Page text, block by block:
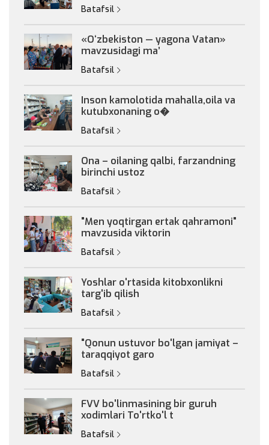
Batafsil
«Oʻzbekiston — yagona Vatan»
mavzusidagi maʼ
Batafsil
Inson kamolotida mahalla,oila va
kutubxonaning o�
Batafsil
Ona – oilaning qalbi, farzandning
birinchi ustoz
Batafsil
"Men yoqtirgan ertak qahramoni"
mavzusida viktorin
Batafsil
Yoshlar o'rtasida kitobxonlikni
targ'ib qilish
Batafsil
"Qonun ustuvor bo'lgan jamiyat –
taraqqiyot garo
Batafsil
FVV bo'linmasining bir guruh
xodimlari To'rtko'l t
Batafsil